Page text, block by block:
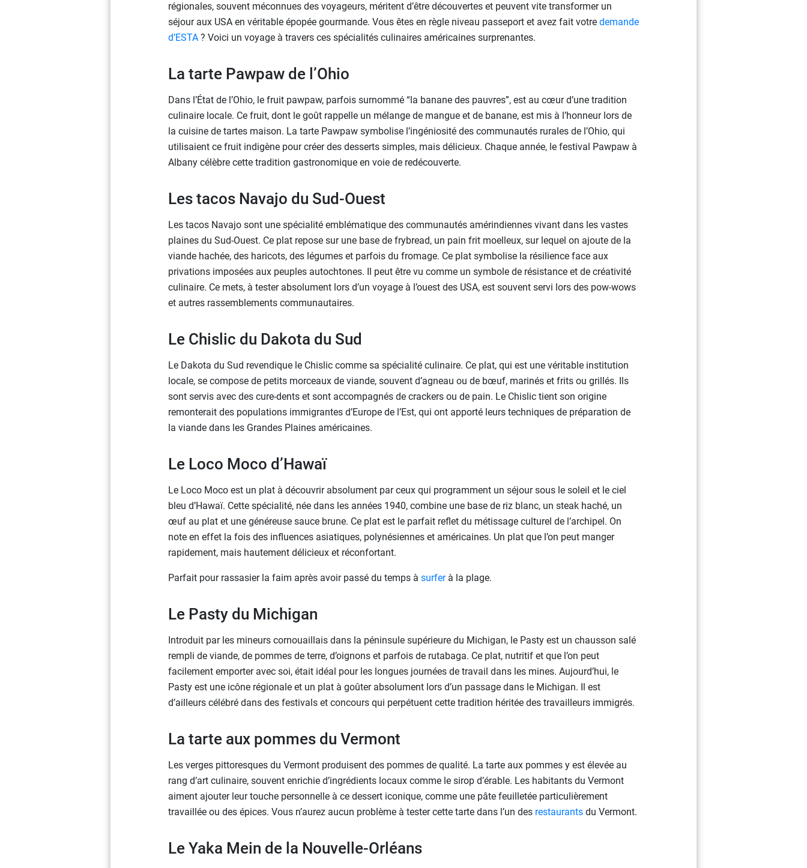
régionales, souvent méconnues des voyageurs, méritent d’être découvertes et peuvent vite transformer un
séjour aux USA en véritable épopée gourmande. Vous êtes en règle niveau passeport et avez fait votre demande
d’ESTA? Voici un voyage à travers ces spécialités culinaires américaines surprenantes.
La tarte Pawpaw de l’Ohio
Dans l’État de l’Ohio, le fruit pawpaw, parfois surnommé “la banane des pauvres”, est au cœur d’une tradition
culinaire locale. Ce fruit, dont le goût rappelle un mélange de mangue et de banane, est mis à l’honneur lors de
la cuisine de tartes maison. La tarte Pawpaw symbolise l’ingéniosité des communautés rurales de l’Ohio, qui
utilisaient ce fruit indigène pour créer des desserts simples, mais délicieux. Chaque année, le festival Pawpaw à
Albany célèbre cette tradition gastronomique en voie de redécouverte.
Les tacos Navajo du Sud-Ouest
Les tacos Navajo sont une spécialité emblématique des communautés amérindiennes vivant dans les vastes
plaines du Sud-Ouest. Ce plat repose sur une base de frybread, un pain frit moelleux, sur lequel on ajoute de la
viande hachée, des haricots, des légumes et parfois du fromage. Ce plat symbolise la résilience face aux
privations imposées aux peuples autochtones. Il peut être vu comme un symbole de résistance et de créativité
culinaire. Ce mets, à tester absolument lors d’un voyage à l’ouest des USA, est souvent servi lors des pow-wows
et autres rassemblements communautaires.
Le Chislic du Dakota du Sud
Le Dakota du Sud revendique le Chislic comme sa spécialité culinaire. Ce plat, qui est une véritable institution
locale, se compose de petits morceaux de viande, souvent d’agneau ou de bœuf, marinés et frits ou grillés. Ils
sont servis avec des cure-dents et sont accompagnés de crackers ou de pain. Le Chislic tient son origine
remonterait des populations immigrantes d’Europe de l’Est, qui ont apporté leurs techniques de préparation de
la viande dans les Grandes Plaines américaines.
Le Loco Moco d’Hawaï
Le Loco Moco est un plat à découvrir absolument par ceux qui programment un séjour sous le soleil et le ciel
bleu d’Hawaï. Cette spécialité, née dans les années 1940, combine une base de riz blanc, un steak haché, un
œuf au plat et une généreuse sauce brune. Ce plat est le parfait reflet du métissage culturel de l’archipel. On
note en effet la fois des influences asiatiques, polynésiennes et américaines. Un plat que l’on peut manger
rapidement, mais hautement délicieux et réconfortant.
Parfait pour rassasier la faim après avoir passé du temps à surferà la plage.
Le Pasty du Michigan
Introduit par les mineurs cornouaillais dans la péninsule supérieure du Michigan, le Pasty est un chausson salé
rempli de viande, de pommes de terre, d’oignons et parfois de rutabaga. Ce plat, nutritif et que l’on peut
facilement emporter avec soi, était idéal pour les longues journées de travail dans les mines. Aujourd’hui, le
Pasty est une icône régionale et un plat à goûter absolument lors d’un passage dans le Michigan. Il est
d’ailleurs célébré dans des festivals et concours qui perpétuent cette tradition héritée des travailleurs immigrés.
La tarte aux pommes du Vermont
Les verges pittoresques du Vermont produisent des pommes de qualité. La tarte aux pommes y est élevée au
rang d’art culinaire, souvent enrichie d’ingrédients locaux comme le sirop d’érable. Les habitants du Vermont
aiment ajouter leur touche personnelle à ce dessert iconique, comme une pâte feuilletée particulièrement
travaillée ou des épices. Vous n’aurez aucun problème à tester cette tarte dans l’un des restaurantsdu Vermont.
Le Yaka Mein de la Nouvelle-Orléans